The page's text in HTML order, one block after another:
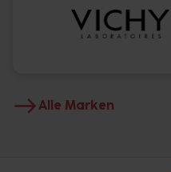
Alle Marken